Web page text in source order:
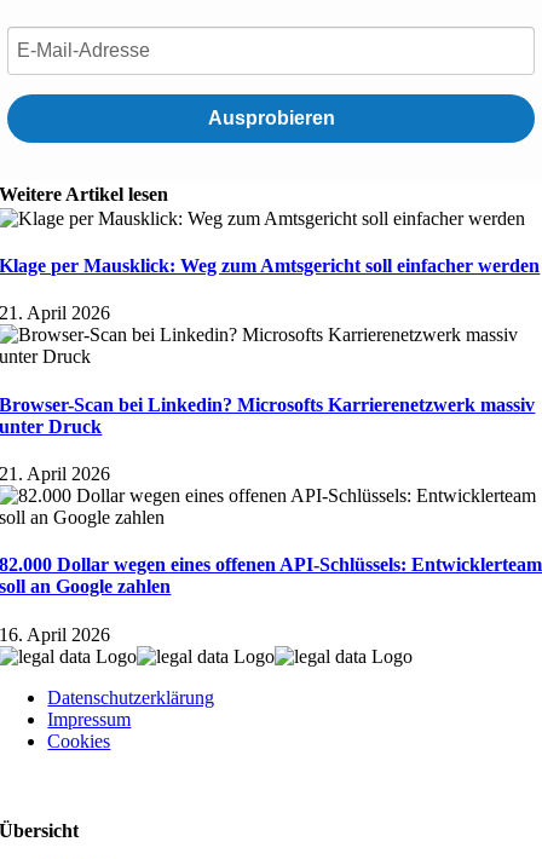
Ausprobieren
Weitere Artikel lesen
Klage per Mausklick: Weg zum Amtsgericht soll einfacher werden
21. April 2026
Browser-Scan bei Linkedin? Microsofts Karrierenetzwerk massiv
unter Druck
21. April 2026
82.000 Dollar wegen eines offenen API-Schlüssels: Entwicklerteam
soll an Google zahlen
16. April 2026
Datenschutzerklärung
Impressum
Cookies
Übersicht